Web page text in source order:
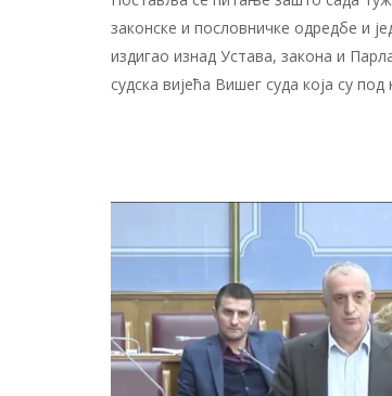
законске и пословничке одредбе и
издигао изнад Устава, закона и
судска вијећа Вишег суда која су